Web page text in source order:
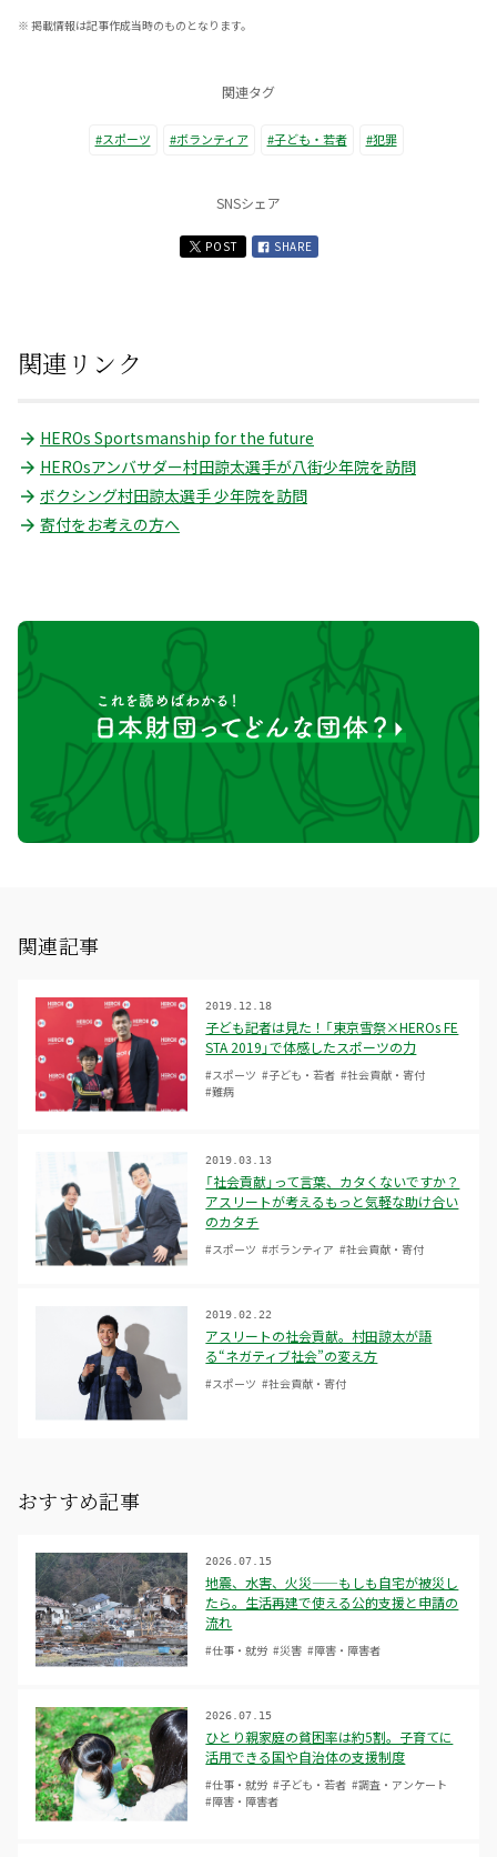
※ 掲載情報は記事作成当時のものとなります。
関連タグ
#スポーツ #ボランティア #子ども・若者 #犯罪
SNSシェア
POST SHARE
関連リンク
HEROs Sportsmanship for the future
HEROsアンバサダー村田諒太選手が八街少年院を訪問
ボクシング村田諒太選手 少年院を訪問
寄付をお考えの方へ
関連記事
子ども記者は見た！「東京雪祭×HEROs FE
STA 2019」で体感したスポーツの力
2019.12.18
#スポーツ #子ども・若者 #社会貢献・寄付
#難病
「社会貢献」って言葉、カタくないですか？
アスリートが考えるもっと気軽な助け合い
のカタチ
2019.03.13
#スポーツ #ボランティア #社会貢献・寄付
アスリートの社会貢献。村田諒太が語
る“ネガティブ社会”の変え方
2019.02.22
#スポーツ #社会貢献・寄付
おすすめ記事
地震、水害、火災——もしも自宅が被災し
たら。生活再建で使える公的支援と申請の
流れ
2026.07.15
#仕事・就労 #災害 #障害・障害者
ひとり親家庭の貧困率は約5割。子育てに
活用できる国や自治体の支援制度
2026.07.15
#仕事・就労 #子ども・若者 #調査・アンケート
#障害・障害者